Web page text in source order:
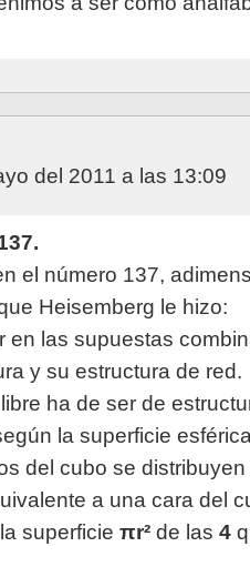
del 2011 a las 13:09
el número 137,
Heisemberg le hizo:
en las supuestas
y su estructura de red.
ha de ser de
la superficie
del cubo se
a una cara del
superficie πr² de las 4